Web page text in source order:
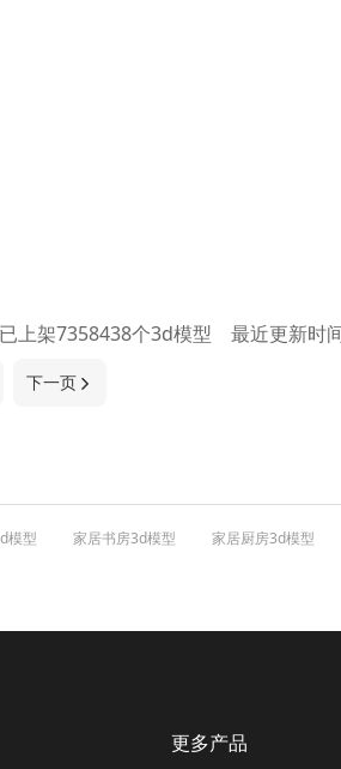
上架7358438个3d模型 最近更新时
下一页
模型 家居书房3d模型 家居厨房3d模型
更多产品